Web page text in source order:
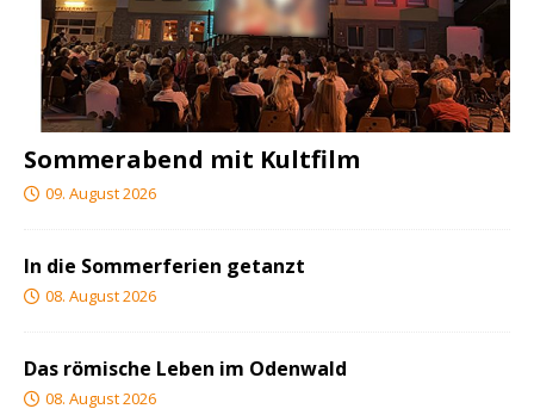
Sommerabend mit Kultfilm
09. August 2026
In die Sommerferien getanzt
08. August 2026
Das römische Leben im Odenwald
08. August 2026